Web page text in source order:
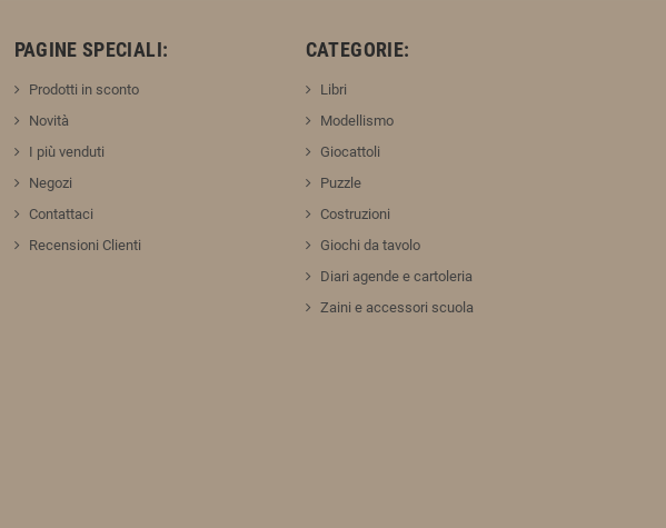
PAGINE SPECIALI:
Prodotti in sconto
Novità
I più venduti
Negozi
Contattaci
Recensioni Clienti
CATEGORIE:
Libri
Modellismo
Giocattoli
Puzzle
Costruzioni
Giochi da tavolo
Diari agende e cartoleria
Zaini e accessori scuola